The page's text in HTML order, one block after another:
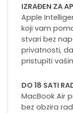
IZRAĐEN ZA
Apple
koji vam
stvari bez
privatnosti,
pristupiti
DO 18 SATI
MacBook Air
bez obzira